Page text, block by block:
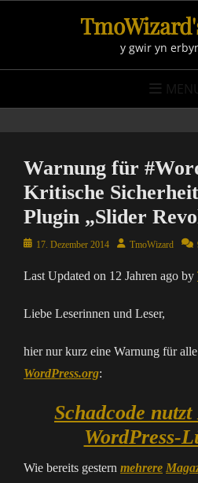
y gwir yn
Warnung für
Kritische
Plugin „Slider
Posted17. Dezember 2014 AuthorTmoWizard
Last Updated on 12 Jahren ago by
Liebe Leserinnen und Leser,
hier nur kurz eine Warnung für
WordPress.org:
Schadcode
WordPress-
Wie bereits gestern mehrere